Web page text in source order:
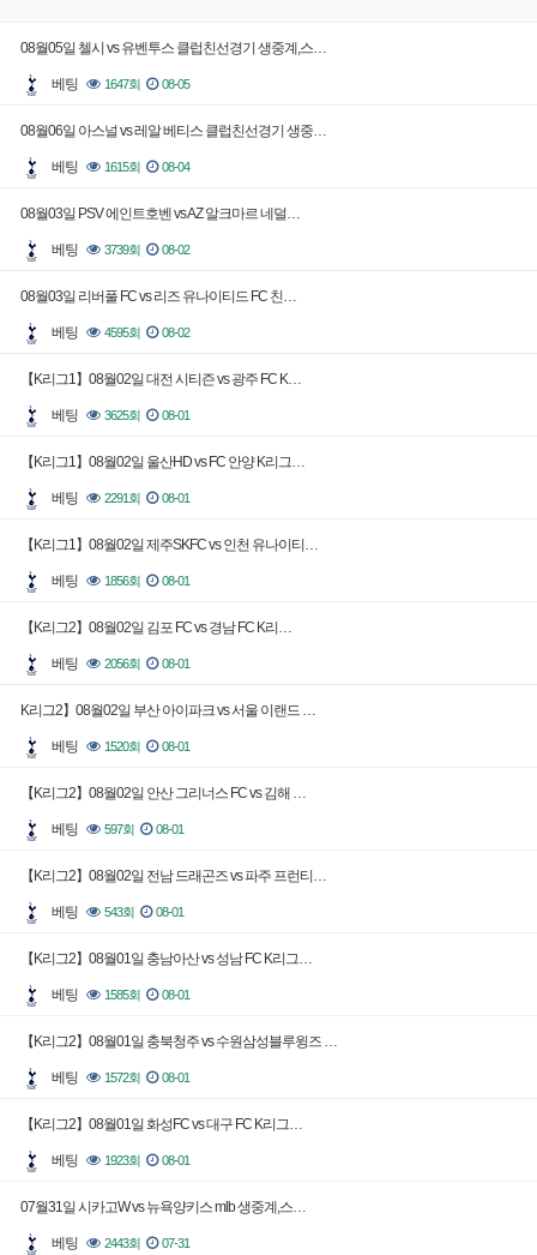
08월05일 첼시 vs 유벤투스 클럽친선경기 생중계,스…
베팅 1647회 08-05
08월06일 아스널 vs 레알 베티스 클럽친선경기 생중…
베팅 1615회 08-04
08월03일 PSV 에인트호벤 vs AZ 알크마르 네덜…
베팅 3739회 08-02
08월03일 리버풀 FC vs 리즈 유나이티드 FC 친…
베팅 4595회 08-02
【K리그1】08월02일 대전 시티즌 vs 광주 FC K…
베팅 3625회 08-01
【K리그1】08월02일 울산HD vs FC 안양 K리그…
베팅 2291회 08-01
【K리그1】08월02일 제주SKFC vs 인천 유나이티…
베팅 1856회 08-01
【K리그2】08월02일 김포 FC vs 경남 FC K리…
베팅 2056회 08-01
K리그2】08월02일 부산 아이파크 vs 서울 이랜드 …
베팅 1520회 08-01
【K리그2】08월02일 안산 그리너스 FC vs 김해 …
베팅 597회 08-01
【K리그2】08월02일 전남 드래곤즈 vs 파주 프런티…
베팅 543회 08-01
【K리그2】08월01일 충남아산 vs 성남 FC K리그…
베팅 1585회 08-01
【K리그2】08월01일 충북청주 vs 수원삼성블루윙즈 …
베팅 1572회 08-01
【K리그2】08월01일 화성FC vs 대구 FC K리그…
베팅 1923회 08-01
07월31일 시카고W vs 뉴욕양키스 mlb 생중계,스…
베팅 2443회 07-31